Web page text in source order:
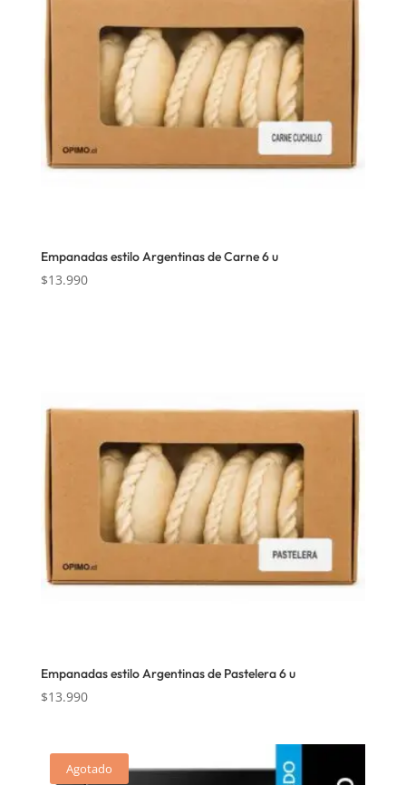
Empanadas estilo Argentinas de Carne 6 u
$13.990
Empanadas estilo Argentinas de Pastelera 6 u
$13.990
Agotado